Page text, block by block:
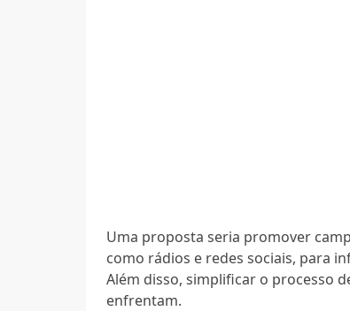
Uma proposta seria promover
como rádios e redes sociais, para
Além disso, simplificar o processo
enfrentam.